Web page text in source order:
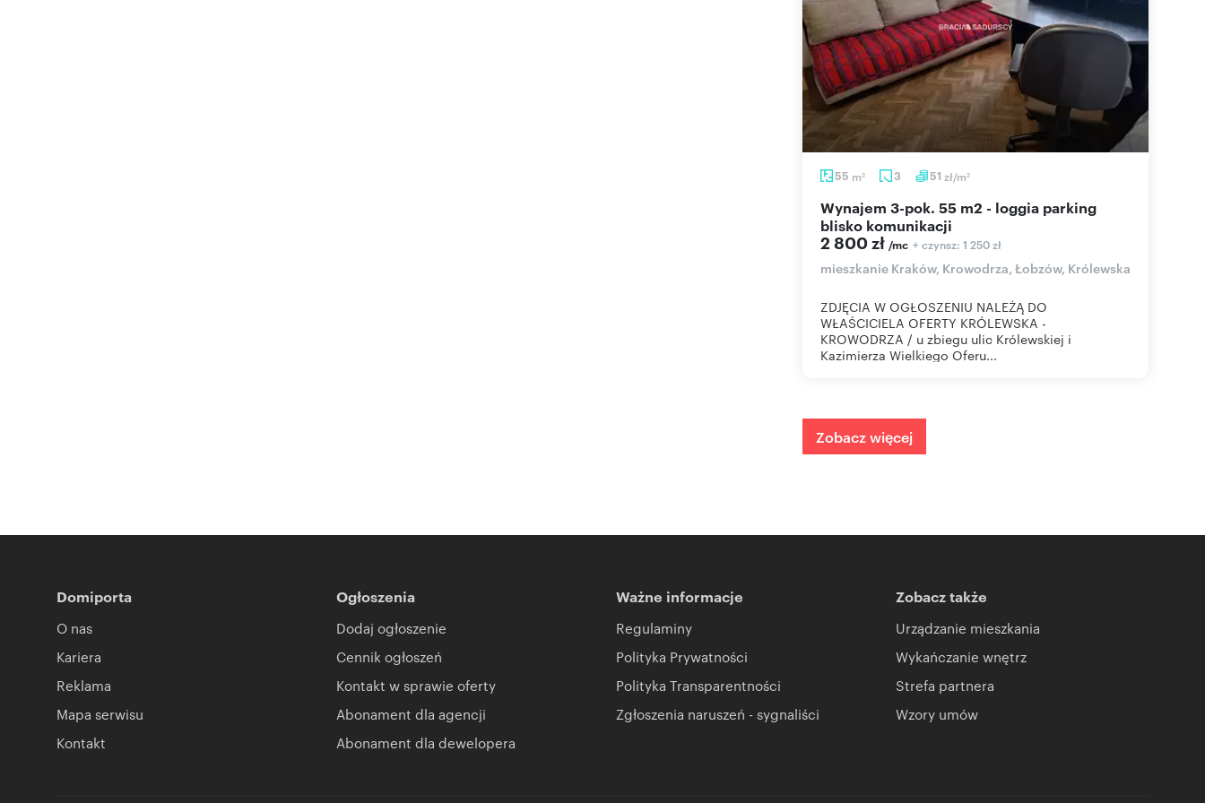
55 m2 3 51 zł/m2
Wynajem 3-pok. 55 m2 - loggia parking
blisko komunikacji
2 800 zł /mc + czynsz: 1 250 zł
mieszkanie Kraków, Krowodrza, Łobzów, Królewska
ZDJĘCIA W OGŁOSZENIU NALEŻĄ DO
WŁAŚCICIELA OFERTY KRÓLEWSKA -
KROWODRZA / u zbiegu ulic Królewskiej i
Kazimierza Wielkiego Oferu...
Zobacz więcej
Domiporta
O nas
Kariera
Reklama
Mapa serwisu
Kontakt
Ogłoszenia
Dodaj ogłoszenie
Cennik ogłoszeń
Kontakt w sprawie oferty
Abonament dla agencji
Abonament dla dewelopera
Ważne informacje
Regulaminy
Polityka Prywatności
Polityka Transparentności
Zgłoszenia naruszeń - sygnaliści
Zobacz także
Urządzanie mieszkania
Wykańczanie wnętrz
Strefa partnera
Wzory umów